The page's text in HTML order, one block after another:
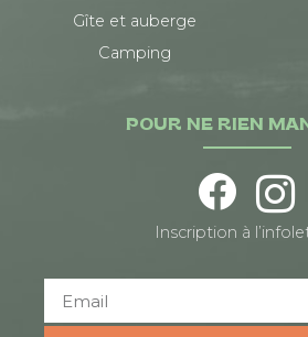
Gîte et auberge
Camping
POUR NE RIEN
Inscription à